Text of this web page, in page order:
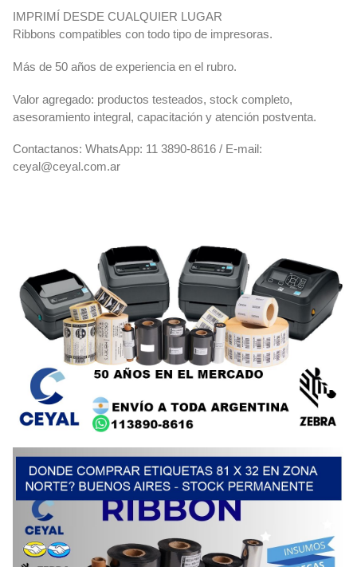
IMPRIMÍ DESDE CUALQUIER LUGAR
Ribbons compatibles con todo tipo de impresoras.
Más de 50 años de experiencia en el rubro.
Valor agregado: productos testeados, stock completo,
asesoramiento integral, capacitación y atención postventa.
Contactanos: WhatsApp: 11 3890-8616 / E-mail:
ceyal@ceyal.com.ar